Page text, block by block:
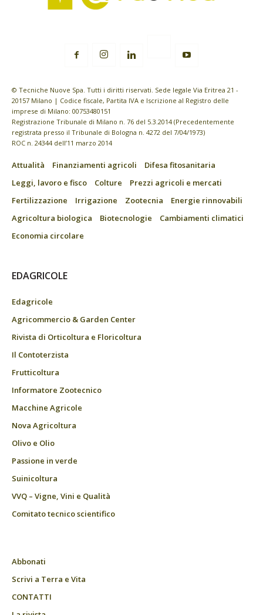
© Tecniche Nuove Spa. Tutti i diritti riservati. Sede legale Via Eritrea 21 -
20157 Milano | Codice fiscale, Partita IVA e Iscrizione al Registro delle
imprese di Milano: 00753480151
Registrazione Tribunale di Milano n. 76 del 5.3.2014 (Precedentemente
registrata presso il Tribunale di Bologna n. 4272 del 7/04/1973)
ROC n. 24344 dell’11 marzo 2014
Attualità Finanziamenti agricoli
Difesa fitosanitaria
Leggi, lavoro e fisco
Colture
Prezzi agricoli e mercati
Fertilizzazione
Irrigazione Zootecnia
Energie rinnovabili
Agricoltura biologica
Biotecnologie
Cambiamenti climatici
Economia circolare
EDAGRICOLE
Edagricole
Agricommercio & Garden Center
Rivista di Orticoltura e Floricoltura
Il Contoterzista
Frutticoltura
Informatore Zootecnico
Macchine Agricole
Nova Agricoltura
Olivo e Olio
Passione in verde
Suinicoltura
VVQ – Vigne, Vini e Qualità
Comitato tecnico scientifico
Abbonati
Scrivi a Terra e Vita
CONTATTI